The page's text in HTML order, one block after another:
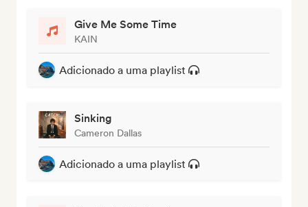
Give Me Some Time
KAIN
Adicionado a uma playlist
Sinking
Cameron Dallas
Adicionado a uma playlist